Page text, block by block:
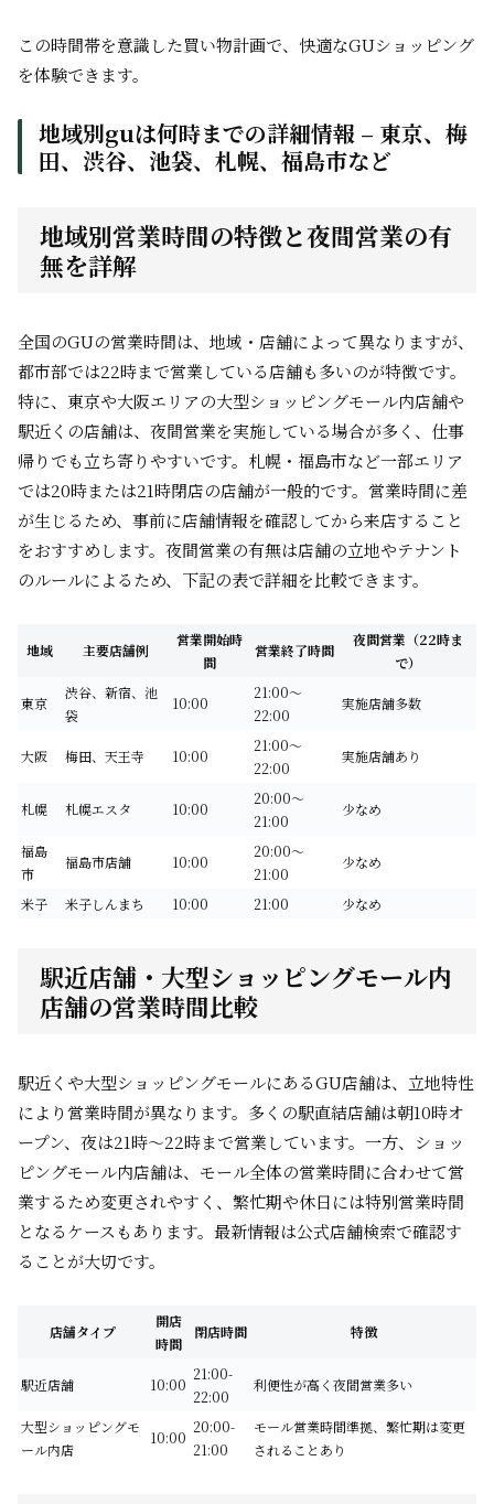
この時間帯を意識した買い物計画で、快適なGUショッピング
を体験できます。
地域別guは何時までの詳細情報 – 東京、梅
田、渋谷、池袋、札幌、福島市など
地域別営業時間の特徴と夜間営業の有
無を詳解
全国のGUの営業時間は、地域・店舗によって異なりますが、
都市部では22時まで営業している店舗も多いのが特徴です。
特に、東京や大阪エリアの大型ショッピングモール内店舗や
駅近くの店舗は、夜間営業を実施している場合が多く、仕事
帰りでも立ち寄りやすいです。札幌・福島市など一部エリア
では20時または21時閉店の店舗が一般的です。営業時間に差
が生じるため、事前に店舗情報を確認してから来店すること
をおすすめします。夜間営業の有無は店舗の立地やテナント
のルールによるため、下記の表で詳細を比較できます。
地域 主要店舗例
営業開始時
間
営業終了時間
夜間営業（22時ま
で）
東京
渋谷、新宿、池
袋
10:00
21:00～
22:00
実施店舗多数
大阪 梅田、天王寺 10:00
21:00～
22:00
実施店舗あり
札幌 札幌エスタ 10:00
20:00～
21:00
少なめ
福島
市
福島市店舗 10:00
20:00～
21:00
少なめ
米子 米子しんまち 10:00 21:00 少なめ
駅近店舗・大型ショッピングモール内
店舗の営業時間比較
駅近くや大型ショッピングモールにあるGU店舗は、立地特性
により営業時間が異なります。多くの駅直結店舗は朝10時オ
ープン、夜は21時～22時まで営業しています。一方、ショッ
ピングモール内店舗は、モール全体の営業時間に合わせて営
業するため変更されやすく、繁忙期や休日には特別営業時間
となるケースもあります。最新情報は公式店舗検索で確認す
ることが大切です。
店舗タイプ
開店
時間
閉店時間 特徴
駅近店舗 10:00
21:00-
22:00
利便性が高く夜間営業多い
大型ショッピングモ
ール内店
10:00
20:00-
21:00
モール営業時間準拠、繁忙期は変更
されることあり